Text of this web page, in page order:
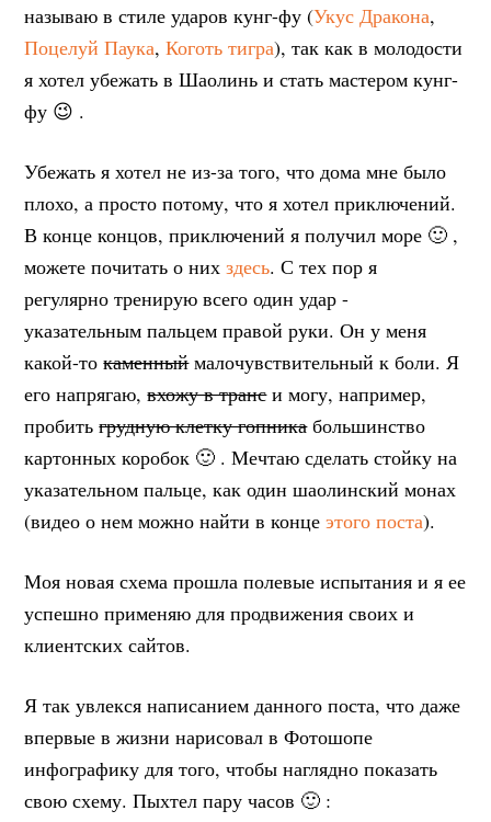
называю в стиле ударов кунг-фу (Укус Дракона,
Поцелуй Паука,Коготь тигра), так как в молодости
я хотел убежать в Шаолинь и стать мастером кунг-
фу 😉 .
Убежать я хотел не из-за того, что дома мне было
плохо, а просто потому, что я хотел приключений.
В конце концов, приключений я получил море 🙂 ,
можете почитать о нихздесь. С тех пор я
регулярно тренирую всего один удар -
указательным пальцем правой руки. Он у меня
какой-токаменныймалочувствительный к боли. Я
его напрягаю,вхожу в транси могу, например,
пробитьгрудную клетку гопникабольшинство
картонных коробок 🙂 . Мечтаю сделать стойку на
указательном пальце, как один шаолинский монах
(видео о нем можно найти в концеэтого поста).
Моя новая схема прошла полевые испытания и я ее
успешно применяю для продвижения своих и
клиентских сайтов.
Я так увлекся написанием данного поста, что даже
впервые в жизни нарисовал в Фотошопе
инфографику для того, чтобы наглядно показать
свою схему. Пыхтел пару часов 🙂 :